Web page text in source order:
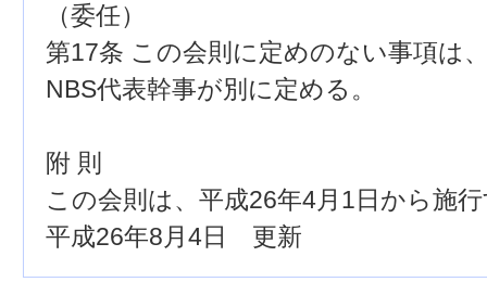
（委任）
第17条 この会則に定めのない事項は
NBS代表幹事が別に定める。
附 則
この会則は、平成26年4月1日から施
平成26年8月4日 更新